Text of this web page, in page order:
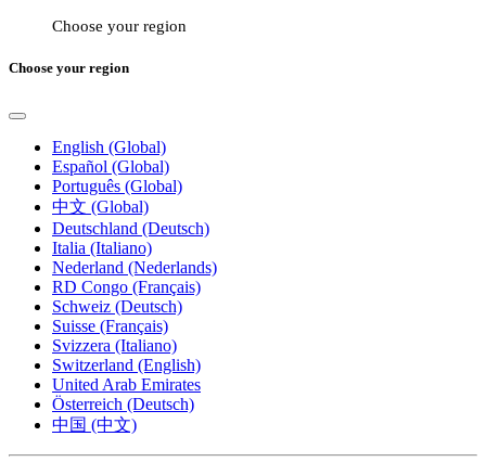
Choose your region
Choose your region
English (Global)
Español (Global)
Português (Global)
中文 (Global)
Deutschland (Deutsch)
Italia (Italiano)
Nederland (Nederlands)
RD Congo (Français)
Schweiz (Deutsch)
Suisse (Français)
Svizzera (Italiano)
Switzerland (English)
United Arab Emirates
Österreich (Deutsch)
中国 (中文)